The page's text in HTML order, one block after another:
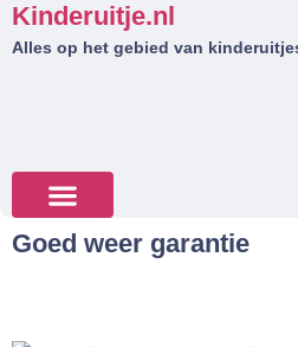
Kinderuitje.nl
Alles op het gebied van
Goed weer garantie